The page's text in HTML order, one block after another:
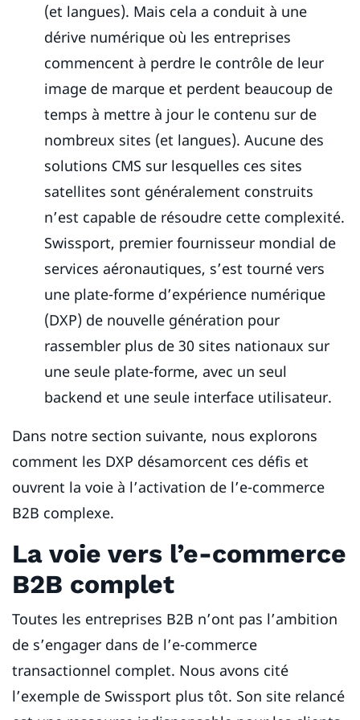
(et langues). Mais cela a conduit à une
dérive numérique où les entreprises
commencent à perdre le contrôle de leur
image de marque et perdent beaucoup de
temps à mettre à jour le contenu sur de
nombreux sites (et langues). Aucune des
solutions CMS sur lesquelles ces sites
satellites sont généralement construits
n’est capable de résoudre cette complexité.
Swissport, premier fournisseur mondial de
services aéronautiques, s’est tourné vers
une plate-forme d’expérience numérique
(DXP) de nouvelle génération pour
rassembler plus de 30 sites nationaux sur
une seule plate-forme, avec un seul
backend et une seule interface utilisateur.
Dans notre section suivante, nous explorons
comment les DXP désamorcent ces défis et
ouvrent la voie à l’activation de l’e-commerce
B2B complexe.
La voie vers l’e-commerce
B2B complet
Toutes les entreprises B2B n’ont pas l’ambition
de s’engager dans de l’e-commerce
transactionnel complet. Nous avons cité
l’exemple de Swissport plus tôt. Son site relancé